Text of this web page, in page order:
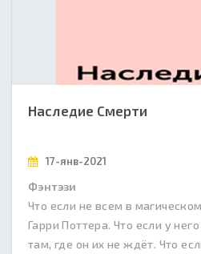
Наследие Смерти
17-янв-2021
Фэнтэзи
Что если не всем в
Гарри Поттера. Что если у
там, где он их не ждёт. Что